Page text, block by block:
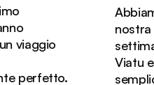
viaggio
perfetto.
nostra
Viatu